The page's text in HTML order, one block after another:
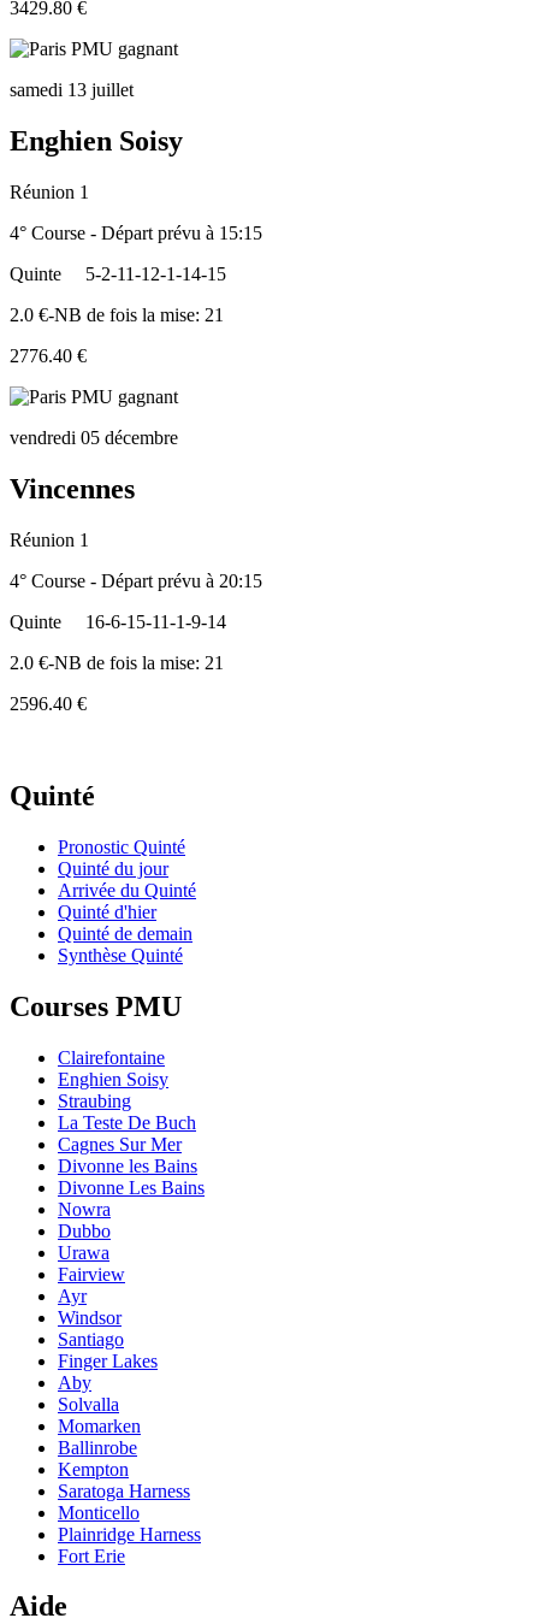
3429.80 €
samedi 13 juillet
Enghien Soisy
Réunion 1
4° Course - Départ prévu à 15:15
Quinte
5-2-11-12-1-14-15
2.0 €-NB de fois la mise: 21
2776.40 €
vendredi 05 décembre
Vincennes
Réunion 1
4° Course - Départ prévu à 20:15
Quinte
16-6-15-11-1-9-14
2.0 €-NB de fois la mise: 21
2596.40 €
Quinté
Pronostic Quinté
Quinté du jour
Arrivée du Quinté
Quinté d'hier
Quinté de demain
Synthèse Quinté
Courses PMU
Clairefontaine
Enghien Soisy
Straubing
La Teste De Buch
Cagnes Sur Mer
Divonne les Bains
Divonne Les Bains
Nowra
Dubbo
Urawa
Fairview
Ayr
Windsor
Santiago
Finger Lakes
Aby
Solvalla
Momarken
Ballinrobe
Kempton
Saratoga Harness
Monticello
Plainridge Harness
Fort Erie
Aide